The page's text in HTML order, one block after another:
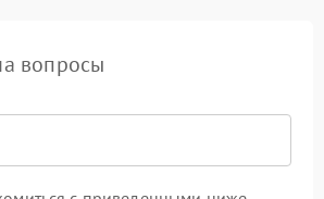
вопросы